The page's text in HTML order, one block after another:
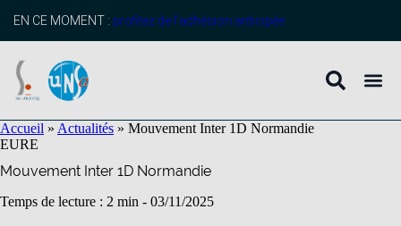
principal
EN CE MOMENT : profitez de l’adhésion anticipée
Accueil » Actualités » Mouvement Inter 1D Normandie
EURE
Mouvement Inter 1D Normandie
Temps de lecture : 2 min - 03/11/2025